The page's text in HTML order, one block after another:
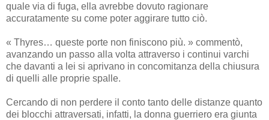
quale via di fuga, ella avrebbe dovuto ragionare
accuratamente su come poter aggirare tutto ciò.
« Thyres… queste porte non finiscono più. » commentò,
avanzando un passo alla volta attraverso i continui varchi
che davanti a lei si aprivano in concomitanza della chiusura
di quelli alle proprie spalle.
Cercando di non perdere il conto tanto delle distanze quanto
dei blocchi attraversati, infatti, la donna guerriero era giunta